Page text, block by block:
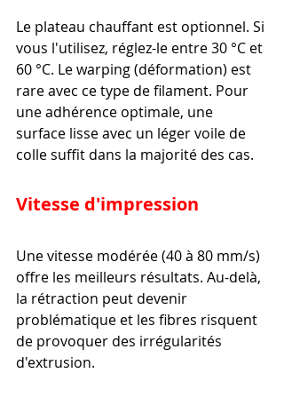
Le plateau chauffant est optionnel. Si
vous l'utilisez, réglez-le entre 30 °C et
60 °C. Le warping (déformation) est
rare avec ce type de filament. Pour
une adhérence optimale, une
surface lisse avec un léger voile de
colle suffit dans la majorité des cas.
Vitesse d'impression
Une vitesse modérée (40 à 80 mm/s)
offre les meilleurs résultats. Au-delà,
la rétraction peut devenir
problématique et les fibres risquent
de provoquer des irrégularités
d'extrusion.